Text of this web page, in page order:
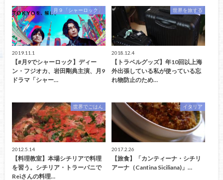
月９「シャーロック」
2019.11.1
【#月9でシャーロック】ディー
ン・フジオカ、岩田剛典主演、月9
ドラマ「シャー…
世界を旅する
2018.12.4
【トラベルグッズ】年10回以上海
外出張している私が使っている忘
れ物防止のため…
世界でごはん
2012.5.14
【料理教室】本場シチリアで料理
を習う。シチリア・トラーパニで
Reiさんの料理…
イタリア
2017.2.26
【旅食】「カンティーナ・シチリ
アーナ（Cantina Siciliana)」…